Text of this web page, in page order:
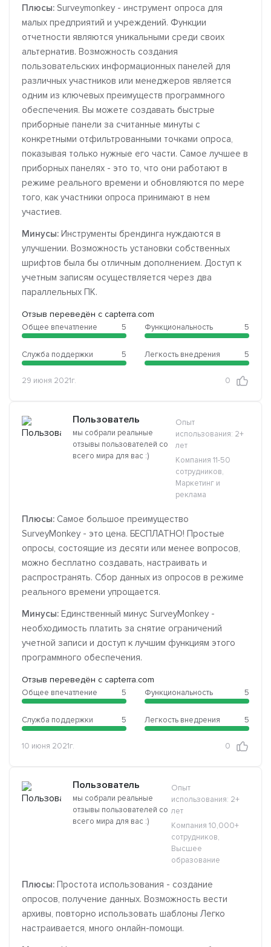
Плюсы: Surveymonkey - инструмент опроса для
малых предприятий и учреждений. Функции
отчетности являются уникальными среди своих
альтернатив. Возможность создания
пользовательских информационных панелей для
различных участников или менеджеров является
одним из ключевых преимуществ программного
обеспечения. Вы можете создавать быстрые
приборные панели за считанные минуты с
конкретными отфильтрованными точками опроса,
показывая только нужные его части. Самое лучшее в
приборных панелях - это то, что они работают в
режиме реального времени и обновляются по мере
того, как участники опроса принимают в нем
участиев.
Минусы: Инструменты брендинга нуждаются в
улучшении. Возможность установки собственных
шрифтов была бы отличным дополнением. Доступ к
учетным записям осуществляется через два
параллельных ПК.
Отзыв переведён с capterra.com
Общее впечатление 5
Служба поддержки 5
Функциональность 5
Легкость внедрения 5
29 июня 2021г. 0
Пользователь
мы собрали реальные
отзывы пользователей со
всего мира для вас :)
Опыт
использования: 2+
лет
Компания 11-50
сотрудников,
Маркетинг и
реклама
Плюсы: Самое большое преимущество
SurveyMonkey - это цена. БЕСПЛАТНО! Простые
опросы, состоящие из десяти или менее вопросов,
можно бесплатно создавать, настраивать и
распространять. Сбор данных из опросов в режиме
реального времени упрощается.
Минусы: Единственный минус SurveyMonkey -
необходимость платить за снятие ограничений
учетной записи и доступ к лучшим функциям этого
программного обеспечения.
Отзыв переведён с capterra.com
Общее впечатление 5
Служба поддержки 5
Функциональность 5
Легкость внедрения 5
10 июня 2021г. 0
Пользователь
мы собрали реальные
отзывы пользователей со
всего мира для вас :)
Опыт
использования: 2+
лет
Компания 10,000+
сотрудников,
Высшее
образование
Плюсы: Простота использования - создание
опросов, получение данных. Возможность вести
архивы, повторно использовать шаблоны Легко
настраивается, много онлайн-помощи.